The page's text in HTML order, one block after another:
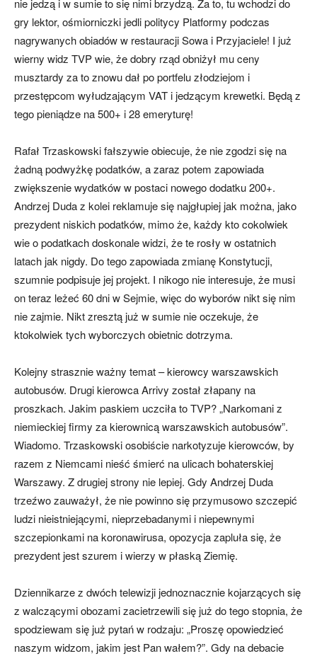
nie jedzą i w sumie to się nimi brzydzą. Za to, tu wchodzi do
gry lektor, ośmiorniczki jedli politycy Platformy podczas
nagrywanych obiadów w restauracji Sowa i Przyjaciele! I już
wierny widz TVP wie, że dobry rząd obniżył mu ceny
musztardy za to znowu dał po portfelu złodziejom i
przestępcom wyłudzającym VAT i jedzącym krewetki. Będą z
tego pieniądze na 500+ i 28 emeryturę!
Rafał Trzaskowski fałszywie obiecuje, że nie zgodzi się na
żadną podwyżkę podatków, a zaraz potem zapowiada
zwiększenie wydatków w postaci nowego dodatku 200+.
Andrzej Duda z kolei reklamuje się najgłupiej jak można, jako
prezydent niskich podatków, mimo że, każdy kto cokolwiek
wie o podatkach doskonale widzi, że te rosły w ostatnich
latach jak nigdy. Do tego zapowiada zmianę Konstytucji,
szumnie podpisuje jej projekt. I nikogo nie interesuje, że musi
on teraz leżeć 60 dni w Sejmie, więc do wyborów nikt się nim
nie zajmie. Nikt zresztą już w sumie nie oczekuje, że
ktokolwiek tych wyborczych obietnic dotrzyma.
Kolejny strasznie ważny temat – kierowcy warszawskich
autobusów. Drugi kierowca Arrivy został złapany na
proszkach. Jakim paskiem uczciła to TVP? „Narkomani z
niemieckiej firmy za kierownicą warszawskich autobusów”.
Wiadomo. Trzaskowski osobiście narkotyzuje kierowców, by
razem z Niemcami nieść śmierć na ulicach bohaterskiej
Warszawy. Z drugiej strony nie lepiej. Gdy Andrzej Duda
trzeźwo zauważył, że nie powinno się przymusowo szczepić
ludzi nieistniejącymi, nieprzebadanymi i niepewnymi
szczepionkami na koronawirusa, opozycja zapluła się, że
prezydent jest szurem i wierzy w płaską Ziemię.
Dziennikarze z dwóch telewizji jednoznacznie kojarzących się
z walczącymi obozami zacietrzewili się już do tego stopnia, że
spodziewam się już pytań w rodzaju: „Proszę opowiedzieć
naszym widzom, jakim jest Pan wałem?”. Gdy na debacie